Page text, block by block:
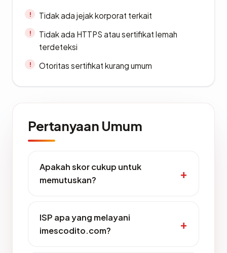
Tidak ada jejak korporat terkait
Tidak ada HTTPS atau sertifikat lemah
terdeteksi
Otoritas sertifikat kurang umum
Pertanyaan Umum
Apakah skor cukup untuk
memutuskan?
ISP apa yang melayani
imescodito.com?